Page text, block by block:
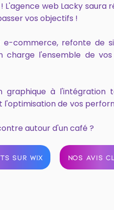
L'agence web Lacky saura
vos objectifs !
e-commerce, refonte de
charge l'ensemble de
graphique à l'intégration
de vos
autour d'un café ?
SUR WIX NOS AVIS